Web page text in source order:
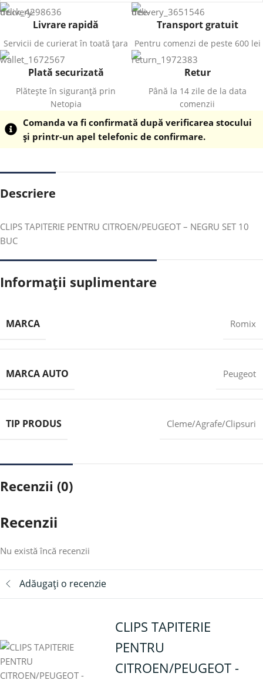
Livrare rapidă
Servicii de curierat în toată țara
Transport gratuit
Pentru comenzi de peste 600 lei
Plată securizată
Plătește în siguranță prin
Netopia
Retur
Până la 14 zile de la data
comenzii
Comanda va fi confirmată după verificarea stocului
și printr-un apel telefonic de confirmare.
Descriere
CLIPS TAPITERIE PENTRU CITROEN/PEUGEOT – NEGRU SET 10
BUC
Informații suplimentare
MARCA Romix
MARCA AUTO Peugeot
TIP PRODUS Cleme/Agrafe/Clipsuri
Recenzii (0)
Recenzii
Nu există încă recenzii
Adăugați o recenzie
CLIPS TAPITERIE
PENTRU
CITROEN/PEUGEOT -